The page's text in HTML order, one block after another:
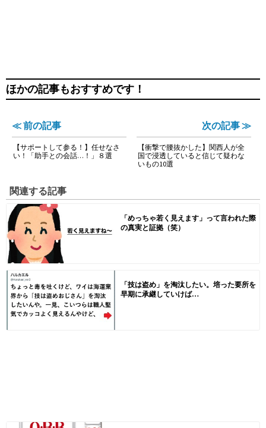
ほかの記事もおすすめです！
≪ 前の記事
【サポートして参る！】任せなさ
い！「助手との会話…！」８選
次の記事 ≫
【衝撃で腰抜かした】関西人が全
国で浸透していると信じて疑わな
いもの10選
関連する記事
「めっちゃ若く見えます」って言われた際
の真実と証拠（笑）
「技は盗め」を淘汰したい。培った要所を
早期に承継していけば…